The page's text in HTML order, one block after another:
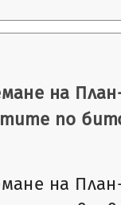
на
по
на